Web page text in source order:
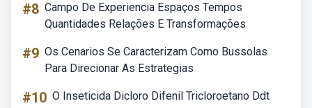
#8 Campo De Experiencia Espaços Tempos
Quantidades Relações E Transformações
#9 Os Cenarios Se Caracterizam Como Bussolas
Para Direcionar As Estrategias
#10 O Inseticida Dicloro Difenil Tricloroetano Ddt